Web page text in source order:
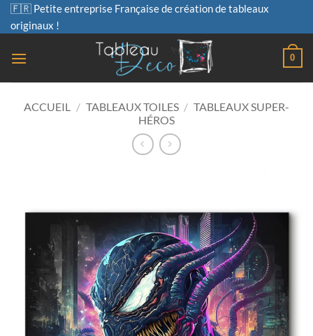
Passer
au
🇫🇷 Petite entreprise Française de création de tableaux
originaux !
0
ACCUEIL / TABLEAUX TOILES / TABLEAUX SUPER-
HÉROS